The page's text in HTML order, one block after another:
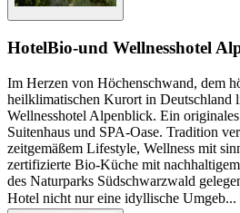
HotelBio-und Wellnesshotel
Im Herzen von Höchenschwand, dem
heilklimatischen Kurort in Deutschland
Wellnesshotel Alpenblick. Ein
Suitenhaus und SPA-Oase. Tradition
zeitgemäßem Lifestyle, Wellness mit
zertifizierte Bio-Küche mit
des Naturparks Südschwarzwald
Hotel nicht nur eine idyllische Umgeb...